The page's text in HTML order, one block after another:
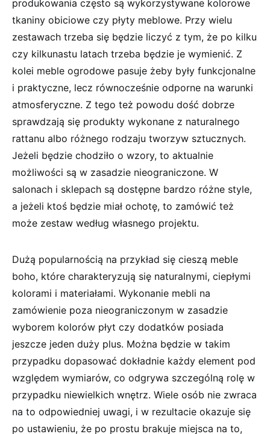
produkowania często są wykorzystywane kolorowe
tkaniny obiciowe czy płyty meblowe. Przy wielu
zestawach trzeba się będzie liczyć z tym, że po kilku
czy kilkunastu latach trzeba będzie je wymienić. Z
kolei meble ogrodowe pasuje żeby były funkcjonalne
i praktyczne, lecz równocześnie odporne na warunki
atmosferyczne. Z tego też powodu dość dobrze
sprawdzają się produkty wykonane z naturalnego
rattanu albo różnego rodzaju tworzyw sztucznych.
Jeżeli będzie chodziło o wzory, to aktualnie
możliwości są w zasadzie nieograniczone. W
salonach i sklepach są dostępne bardzo różne style,
a jeżeli ktoś będzie miał ochotę, to zamówić też
może zestaw według własnego projektu.
Dużą popularnością na przykład się cieszą meble
boho, które charakteryzują się naturalnymi, ciepłymi
kolorami i materiałami. Wykonanie mebli na
zamówienie poza nieograniczonym w zasadzie
wyborem kolorów płyt czy dodatków posiada
jeszcze jeden duży plus. Można będzie w takim
przypadku dopasować dokładnie każdy element pod
względem wymiarów, co odgrywa szczególną rolę w
przypadku niewielkich wnętrz. Wiele osób nie zwraca
na to odpowiedniej uwagi, i w rezultacie okazuje się
po ustawieniu, że po prostu brakuje miejsca na to,